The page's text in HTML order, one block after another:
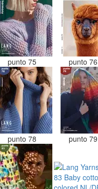
punto 75 punto 76
punto 78 punto 79